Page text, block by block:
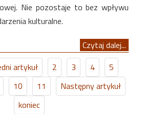
Nie pozostaje to bez wpływu
kulturalne.
Czytaj dalej...
artykuł 2 3 4
5
10 11
Następny artykuł
koniec